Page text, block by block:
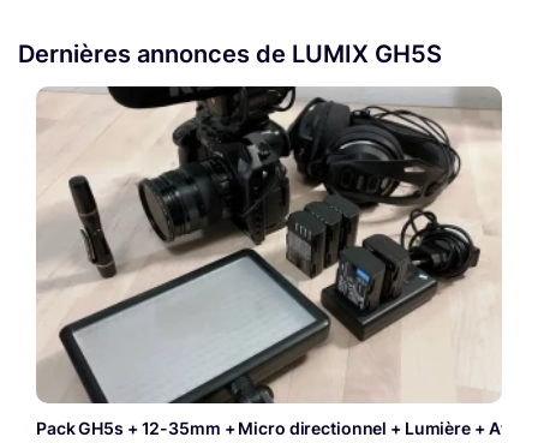
Dernières annonces de LUMIX GH5S
Pack GH5s + 12-35mm + Micro directionnel + Lumière +